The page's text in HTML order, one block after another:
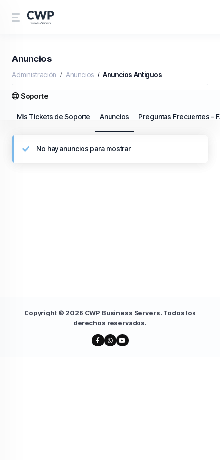
Anuncios
Administración Anuncios Anuncios Antiguos
Soporte
Mis Tickets de Soporte Anuncios Preguntas Frecuentes -
No hay anuncios para mostrar
Copyright © 2026 CWP Business Servers. Todos los
derechos reservados.